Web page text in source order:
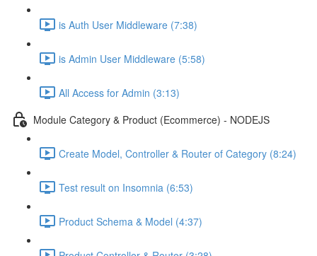
is Auth User Middleware (7:38)
is Admin User Middleware (5:58)
All Access for Admin (3:13)
Module Category & Product (Ecommerce) - NODEJS
Create Model, Controller & Router of Category (8:24)
Test result on Insomnia (6:53)
Product Schema & Model (4:37)